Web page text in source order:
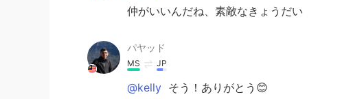
仲がいいんだね、素敵なきょうだい
パヤッド
MS JP
@kelly そう！ありがとう😊